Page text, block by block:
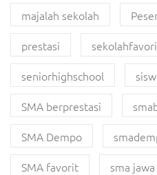
majalah sekolah
prestasi
seniorhighschool
SMA berprestasi
SMA Dempo
SMA favorit
sma